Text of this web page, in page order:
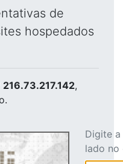
de
hospedados
216.73.217.142,
Digite
lado no